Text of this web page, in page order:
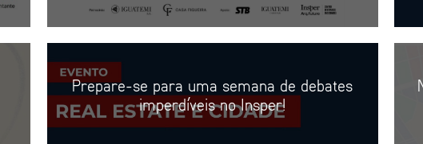
Prepare-se para uma semana de debates
imperdíveis no Insper!